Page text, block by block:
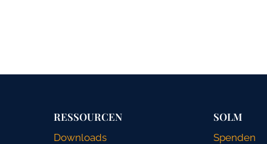
RESSOURCEN
Downloads
SOLM
Spenden